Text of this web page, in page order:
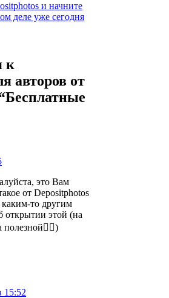
к
авторов от
это Вам
от Depositphotos
то другим
открытии этой (на
15:52